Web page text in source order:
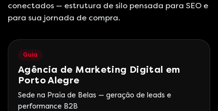
conectados — estrutura de silo pensada para SEO e
para sua jornada de compra.
Guia
Agência de Marketing Digital em
Porto Alegre
Sede na Praia de Belas — geração de leads e
performance B2B